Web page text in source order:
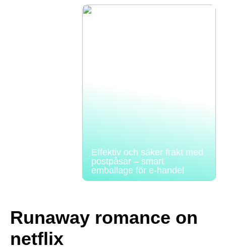
Effektiv och säker frakt med
postpåsar – smart
emballage för e-handel
Runaway romance on
netflix